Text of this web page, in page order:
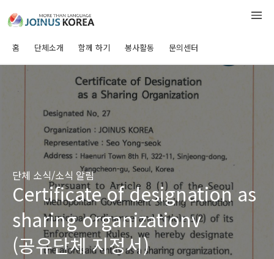
홈 단체소개 함께 하기 봉사활동 문의센터
단체 소식/소식 알림
Certificate of designation as
sharing organizationv
(공유단체 지정서)